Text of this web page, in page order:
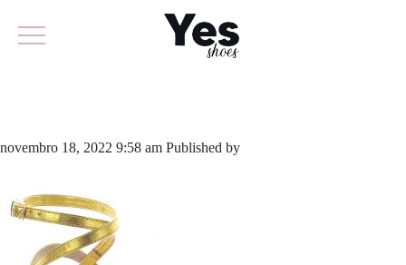
novembro 18, 2022 9:58 am Published by